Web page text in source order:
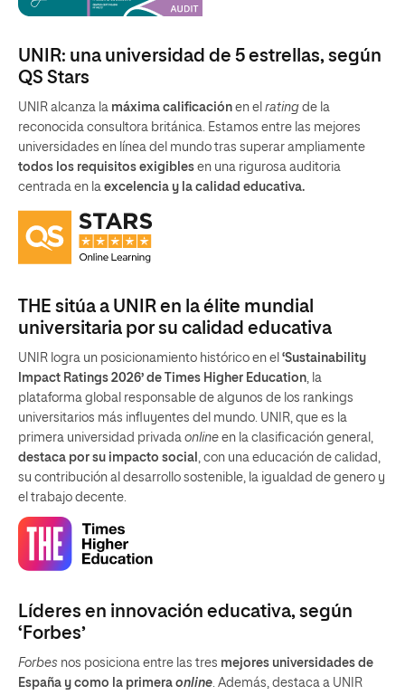
UNIR: una universidad de 5 estrellas, según
QS Stars
UNIR alcanza la máxima calificación en el rating de la
reconocida consultora británica. Estamos entre las mejores
universidades en línea del mundo tras superar ampliamente
todos los requisitos exigibles en una rigurosa auditoria
centrada en la excelencia y la calidad educativa.
THE sitúa a UNIR en la élite mundial
universitaria por su calidad educativa
UNIR logra un posicionamiento histórico en el ‘Sustainability
Impact Ratings 2026’ de Times Higher Education, la
plataforma global responsable de algunos de los rankings
universitarios más influyentes del mundo. UNIR, que es la
primera universidad privada online en la clasificación general,
destaca por su impacto social , con una educación de calidad,
su contribución al desarrollo sostenible, la igualdad de genero y
el trabajo decente.
Líderes en innovación educativa, según
‘Forbes’
Forbes nos posiciona entre las tres mejores universidades de
España y como la primera online . Además, destaca a UNIR